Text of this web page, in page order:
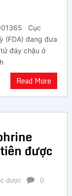
Cục
(FDA) đang đưa
đáy chậu ở
Read More
được
dược
0